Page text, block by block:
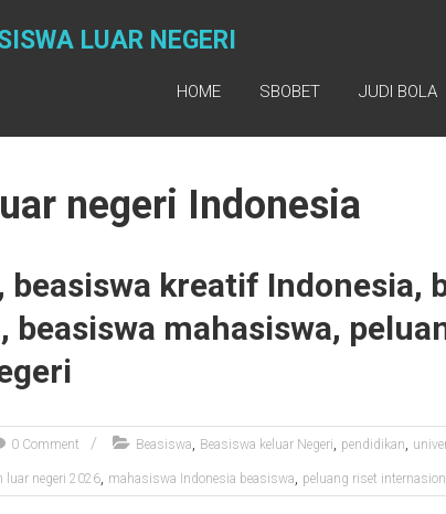
LUAR NEGERI
HOME SBOBET JUDI BOLA
negeri Indonesia
beasiswa kreatif Indonesia,
mahasiswa,
0 Comment Beasiswa, Beasiswa keluar Negeri, pendidikan,
luar negeri 2026, mahasiswa Indonesia beasiswa, peluang riset